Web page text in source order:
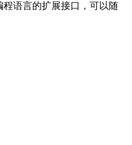
程语言的扩展接口，可以随